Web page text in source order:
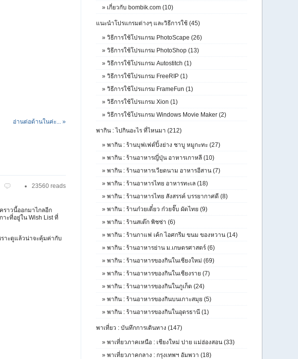
อ่านต่อด้านในค่ะ... »
23560 reads
ราวนี้ออกมาไกลอีก
าะที่อยู่ใน Wish List ที่
ราะดูแล้วน่าจะคุ้มค่ากับ
» เกี่ยวกับ bombik.com (10)
แนะนำโปรแกรมต่างๆ และวิธีการใช้ (45)
» วิธีการใช้โปรแกรม PhotoScape (26)
» วิธีการใช้โปรแกรม PhotoShop (13)
» วิธีการใช้โปรแกรม Autostitch (1)
» วิธีการใช้โปรแกรม FreeRIP (1)
» วิธีการใช้โปรแกรม FrameFun (1)
» วิธีการใช้โปรแกรม Xion (1)
» วิธีการใช้โปรแกรม Windows Movie Maker (2)
พากิน : ไปกินอะไร ที่ไหนมา (212)
» พากิน : ร้านบุฟเฟต์ปิ้งย่าง ชาบู หมูกะทะ (27)
» พากิน : ร้านอาหารญี่ปุ่น อาหารเกาหลี (10)
» พากิน : ร้านอาหารเวียดนาม อาหารอีสาน (7)
» พากิน : ร้านอาหารไทย อาหารทะเล (18)
» พากิน : ร้านอาหารไทย สังสรรค์ บรรยากาศดี (8)
» พากิน : ร้านก๋วยเตี๋ยว ก๋วยจั๊บ ผัดไทย (9)
» พากิน : ร้านสเต๊ก พิชซ่า (6)
» พากิน : ร้านกาแฟ เค้ก ไอศกรีม ขนม ของหวาน (14)
» พากิน : ร้านอาหารย่าน ม.เกษตรศาสตร์ (6)
» พากิน : ร้านอาหารของกินในเชียงใหม่ (69)
» พากิน : ร้านอาหารของกินในเชียงราย (7)
» พากิน : ร้านอาหารของกินในภูเก็ต (24)
» พากิน : ร้านอาหารของกินบนเกาะสมุย (5)
» พากิน : ร้านอาหารของกินในอุดรธานี (1)
พาเที่ยว : บันทึกการเดินทาง (147)
» พาเที่ยวภาคเหนือ : เชียงใหม่ ปาย แม่ฮ่องสอน (33)
» พาเที่ยวภาคกลาง : กรุงเทพฯ อัมพวา (18)